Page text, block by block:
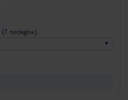
(7 noclegów)